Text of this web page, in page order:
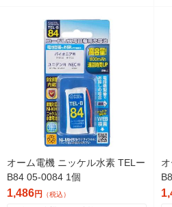
オーム電機 ニッケル水素 TELー
B84 05-0084 1個
1,486円 （税込）